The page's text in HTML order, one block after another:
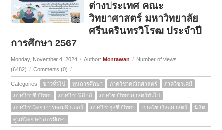
ต่างประเทศ คณะ
วิทยาศาสตร์ มหาวิทยาลัย
ศรีนครินทรวิโรฒ ประจำปี
การศึกษา 2567
Monday, November 4, 2024 / Author:Montawan / Number of views
(6482) / Comments (0) /
Categories: ข่าวทั่วไป ทุนการศึกษา ภาควิชาคณิตศาสตร์
ภาควิชาเคมี
ภาควิชาชีววิทยา
ภาควิชาฟิสิกส์
ภาควิชาวิทยาศาสตร์ทั่วไป
ภาควิชาวิทยาการคอมพิวเตอร์
ภาควิชาจุลชีววิทยา ภาควิชาวัสดุศาสตร์
นิสิต
ศูนย์วิทยาศาสตรศึกษา